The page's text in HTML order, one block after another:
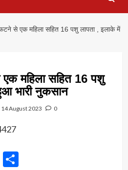
से एक महिला सहित 16 पशु लापता , इलाके में
महिला सहित 16 पशु
भारी नुकसान
14 August 2023 0
Share